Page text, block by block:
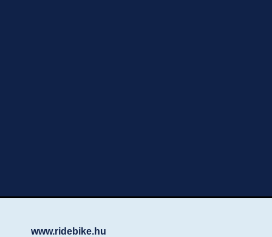
www.ridebike.hu